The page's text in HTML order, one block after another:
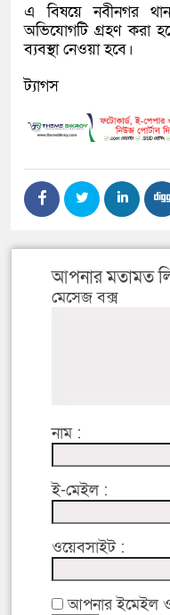
এ বিষয়ে নবীনগর
অভিযোগটি গ্রহণ করা
ব্যবস্থা নেওয়া হবে।
ট্যাগস
আপনার মতামত
মেসেজ বক্স
নাম :
ই-মেইল :
ওয়েবসাইট :
আপনার ইমেইল ও